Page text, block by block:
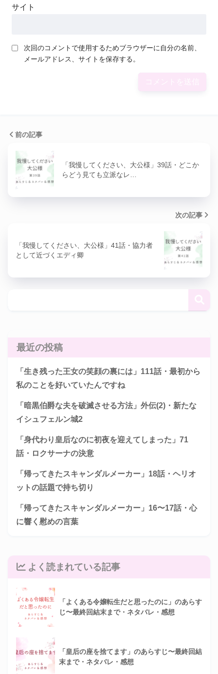
サイト
次回のコメントで使用するためブラウザーに自分の名前、
メールアドレス、サイトを保存する。
前の記事
「我慢してください、大公様」39話・どこか
らどう見ても立派なレ…
次の記事
「我慢してください、大公様」41話・協力者
として近づくエディ卿
最近の投稿
「生き残った王女の笑顔の裏には」111話・最初から
私のことを好いていたんですね
「暗黒伯爵な夫を破滅させる方法」外伝(2)・新たな
イシュフェルン城2
「身代わり皇后なのに初夜を迎えてしまった」71
話・ロクサーナの決意
「帰ってきたスキャンダルメーカー」18話・ヘリオ
ットの話題で持ち切り
「帰ってきたスキャンダルメーカー」16〜17話・心
に響く慰めの言葉
よく読まれている記事
「よくある令嬢転生だと思ったのに」のあらす
じ〜最終回結末まで・ネタバレ・感想
「皇后の座を捨てます」のあらすじ〜最終回結
末まで・ネタバレ・感想